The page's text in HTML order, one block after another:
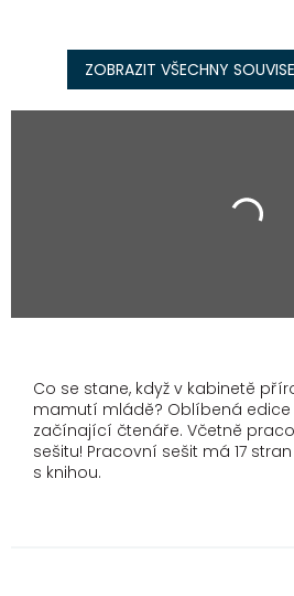
ZOBRAZIT VŠECHNY
Co se stane, když v kabinetě
mamutí mládě? Oblíbená edice
začínající čtenáře. Včetně
sešitu! Pracovní sešit má 17
s knihou.